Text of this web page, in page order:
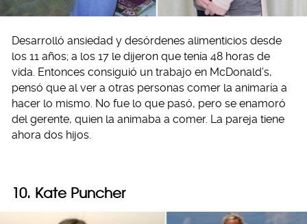
Desarrolló ansiedad y desórdenes alimenticios desde
los 11 años; a los 17 le dijeron que tenía 48 horas de
vida. Entonces consiguió un trabajo en McDonald’s,
pensó que al ver a otras personas comer la animaría a
hacer lo mismo. No fue lo que pasó, pero se enamoró
del gerente, quien la animaba a comer. La pareja tiene
ahora dos hijos.
10. Kate Puncher